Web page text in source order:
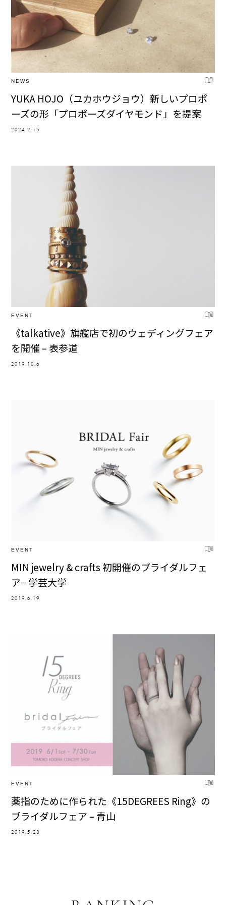
NEWS
YUKA HOJO（ユカホウジョウ）新しいプロポ
ーズの形「プロポーズダイヤモンド」を提案
2024.2.15
EVENT
《talkative》旗艦店で初のウェディングフェア
を開催 – 表参道
2019.10.6
EVENT
MIN jewelry & crafts 初開催のブライダルフェ
ア− 学芸大学
2019.6.19
EVENT
薬指のために作られた《15DEGREES Ring》の
ブライダルフェア – 青山
2019.5.28